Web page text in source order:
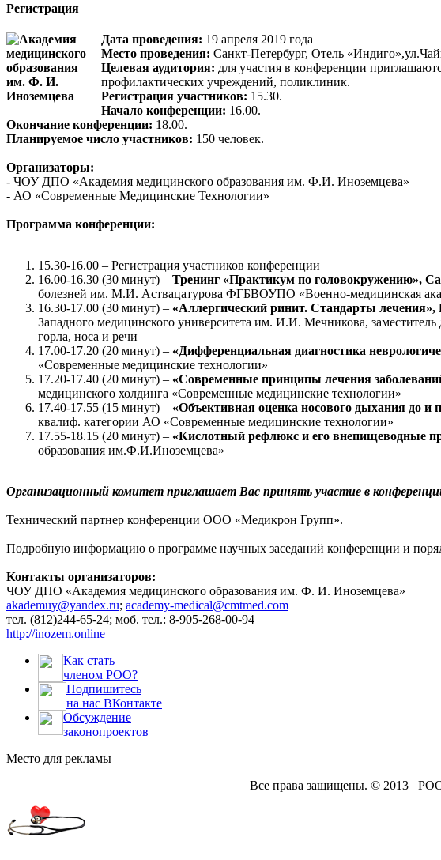
Регистрация
Дата проведения: 19 апреля 2019 года
Место проведения: Санкт-Петербург, Отель
Целевая аудитория: для участия в конференции
профилактических учреждений, поликлиник.
Регистрация участников: 15.30.
Начало конференции: 16.00.
Окончание конференции: 18.00.
Планируемое число участников: 150 человек.
Организаторы:
- ЧОУ ДПО «Академия медицинского образования им. Ф.И. Иноземцева»
- АО «Современные Медицинские Технологии»
Программа конференции:
15.30-16.00 – Регистрация участников конференции
16.00-16.30 (30 минут) – Тренинг «Практикум по головокружению»,
болезней им. М.И. Аствацатурова ФГБВОУПО «Военно-медицинская
16.30-17.00 (30 минут) – «Аллергический ринит. Стандарты
Западного медицинского университета им. И.И. Мечникова, заместитель
горла, носа и речи
17.00-17.20 (20 минут) – «Дифференциальная диагностика
«Современные медицинские технологии»
17.20-17.40 (20 минут) – «Современные принципы лечения
медицинского холдинга «Современные медицинские технологии»
17.40-17.55 (15 минут) – «Объективная оценка носового дыхания до и
квалиф. категории АО «Современные медицинские технологии»
17.55-18.15 (20 минут) – «Кислотный рефлюкс и его внепищеводные
образования им.Ф.И.Иноземцева»
Организационный комитет приглашает Вас принять участие в
Технический партнер конференции ООО «Медикрон Групп».
Подробную информацию о программе научных заседаний конференции и
Контакты организаторов:
ЧОУ ДПО «Академия медицинского образования им. Ф. И. Иноземцева»
akademuy@yandex.ru; academy-medical@cmtmed.com
тел. (812)244-65-24; моб. тел.: 8-905-268-00-94
http://inozem.online
Как стать
членом РОО?
Подпишитесь
на нас ВКонтакте
Обсуждение
законопроектов
Место для рекламы
Все права защищены. © 2013 РОО